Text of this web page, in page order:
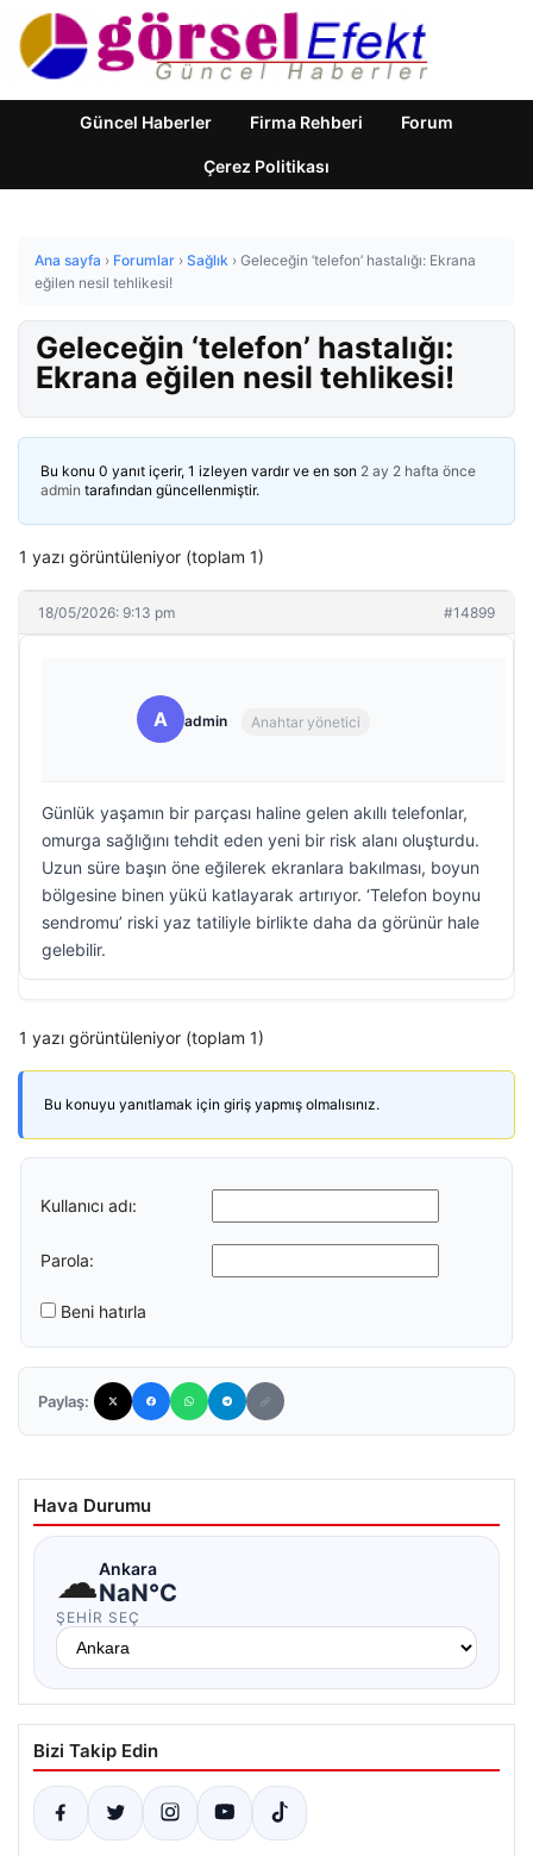
Güncel Haberler Firma Rehberi Forum
Çerez Politikası
Ana sayfa › Forumlar › Sağlık › Geleceğin ‘telefon’ hastalığı: Ekrana
eğilen nesil tehlikesi!
Geleceğin ‘telefon’ hastalığı:
Ekrana eğilen nesil tehlikesi!
Bu konu 0 yanıt içerir, 1 izleyen vardır ve en son 2 ay 2 hafta önce
admin tarafından güncellenmiştir.
1 yazı görüntüleniyor (toplam 1)
18/05/2026: 9:13 pm #14899
A admin Anahtar yönetici
Günlük yaşamın bir parçası haline gelen akıllı telefonlar,
omurga sağlığını tehdit eden yeni bir risk alanı oluşturdu.
Uzun süre başın öne eğilerek ekranlara bakılması, boyun
bölgesine binen yükü katlayarak artırıyor. ‘Telefon boynu
sendromu’ riski yaz tatiliyle birlikte daha da görünür hale
gelebilir.
1 yazı görüntüleniyor (toplam 1)
Bu konuyu yanıtlamak için giriş yapmış olmalısınız.
Kullanıcı adı:
Parola:
Beni hatırla
Paylaş:
Hava Durumu
☁Ankara
NaN°C
ŞEHIR SEÇ
Bizi Takip Edin